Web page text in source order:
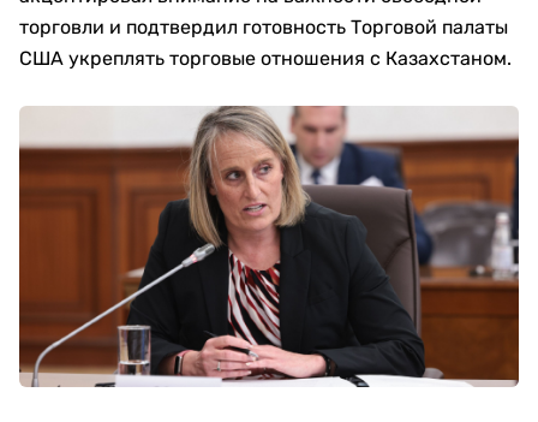
торговли и подтвердил готовность Торговой палаты
США укреплять торговые отношения с Казахстаном.